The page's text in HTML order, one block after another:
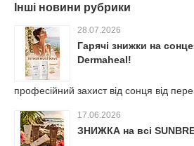
Інші новини рубрики
28.07.2026
Гарячі знижки на
Dermaheal!
професійний захист від сонця від
17.06.2026
ЗНИЖКА на всі